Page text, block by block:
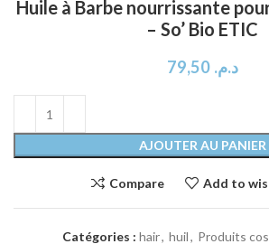
Huile à Barbe nourrissante
– So’ Bio ETIC
د.م. 79,50
AJOUTER AU PANIER
Compare Add to
Catégories : hair, huil, Produits